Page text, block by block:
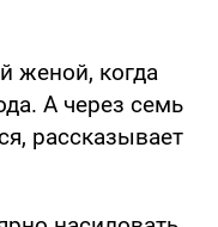
женой, когда
А через семь
рассказывает